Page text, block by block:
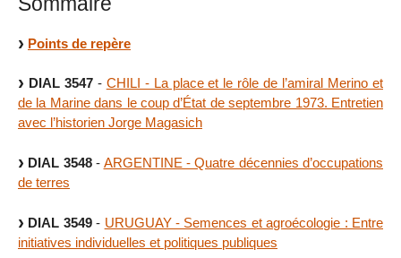
Points de repère
DIAL 3547- CHILI - La place et le rôle de l’amiral Merino et
de la Marine dans le coup d’État de septembre 1973. Entretien
avec l’historien Jorge Magasich
DIAL 3548- ARGENTINE -​ Quatre décennies d’occupations
de terres
DIAL 3549- URUGUAY - Semences et agroécologie : Entre
initiatives individuelles et politiques publiques